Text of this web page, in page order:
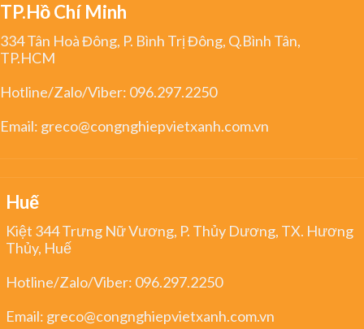
TP.Hồ Chí Minh
334 Tân Hoà Đông, P. Bình Trị Đông, Q.Bình Tân,
TP.HCM
Hotline/Zalo/Viber: 096.297.2250
Email: greco@congnghiepvietxanh.com.vn
Huế
Kiệt 344 Trưng Nữ Vương, P. Thủy Dương, TX. Hương
Thủy, Huế
Hotline/Zalo/Viber: 096.297.2250
Email: greco@congnghiepvietxanh.com.vn